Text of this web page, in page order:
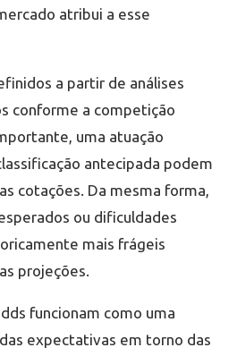
atribui a esse
a partir de análises
conforme a competição
uma atuação
antecipada podem
cotações. Da mesma forma,
ou dificuldades
mais frágeis
projeções.
funcionam como uma
expectativas em torno das